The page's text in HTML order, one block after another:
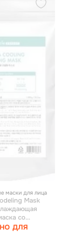
маски для лица
Mask
со
г
для